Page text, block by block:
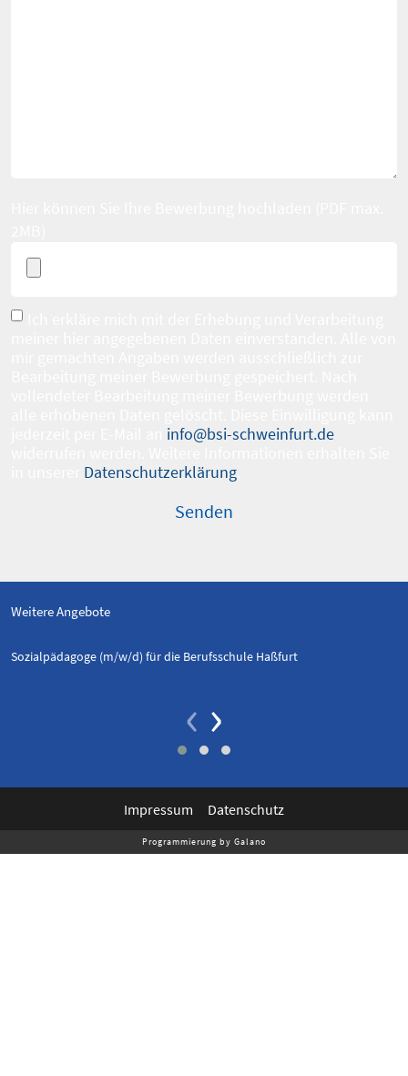
info@bsi-schweinfurt.de
Datenschutzerklärung
Weitere Angebote
Sozialpädagoge (m/w/d) für die Berufsschule Haßfurt
‹ ›
Impressum Datenschutz
Programmierung by Galano